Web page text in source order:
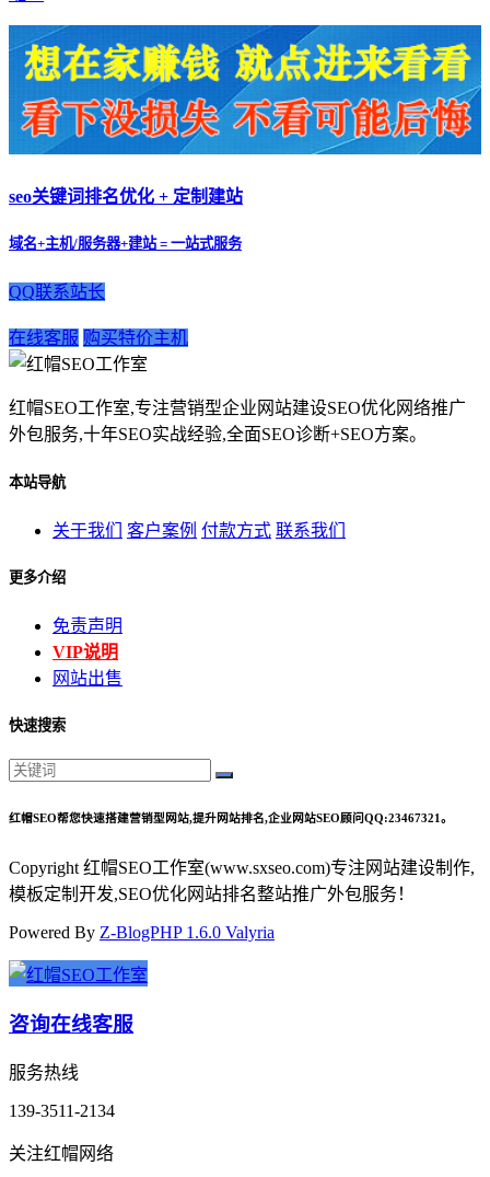
seo关键词排名优化 + 定制建站
域名+主机/服务器+建站 = 一站式服务
QQ联系站长
在线客服 购买特价主机
红帽SEO工作室,专注营销型企业网站建设SEO优化网络推广
外包服务,十年SEO实战经验,全面SEO诊断+SEO方案。
本站导航
关于我们 客户案例 付款方式 联系我们
更多介绍
免责声明
VIP说明
网站出售
快速搜索
红帽SEO帮您快速搭建营销型网站,提升网站排名,企业网站SEO顾问QQ:23467321。
Copyright 红帽SEO工作室(www.sxseo.com)专注网站建设制作,
模板定制开发,SEO优化网站排名整站推广外包服务！
Powered By Z-BlogPHP 1.6.0 Valyria
咨询在线客服
服务热线
139-3511-2134
关注红帽网络